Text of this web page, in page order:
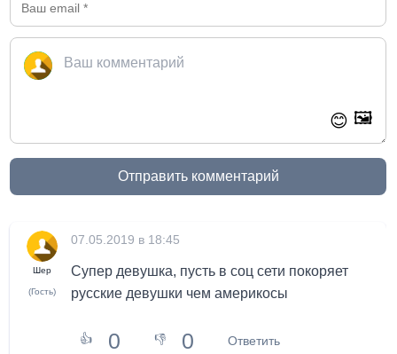
😊 🖼️
Отправить комментарий
Шер
(Гость)
07.05.2019 в 18:45
Супер девушка, пусть в соц сети покоряет
русские девушки чем америкосы
👍 0 👎 0 Ответить